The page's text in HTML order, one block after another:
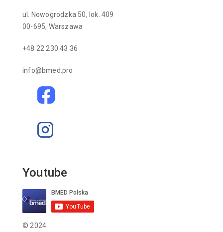
ul. Nowogrodzka 50, lok. 409
00-695, Warszawa
+48 22 230 43 36
info@bmed.pro
Youtube
© 2024